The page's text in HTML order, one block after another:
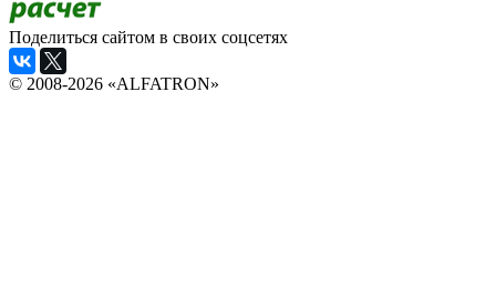
Поделиться сайтом в своих соцсетях
© 2008-2026 «ALFATRON»